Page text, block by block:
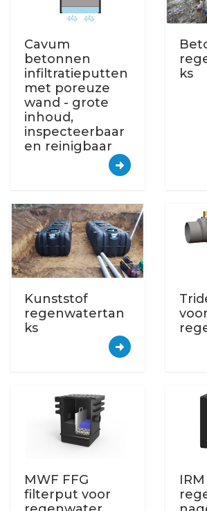
Cavum
betonnen
infiltratieputten
met poreuze
wand - grote
inhoud,
inspecteerbaar
en reinigbaar
ks
Kunststof
regenwatertan
ks
MWF FFG
filterput voor